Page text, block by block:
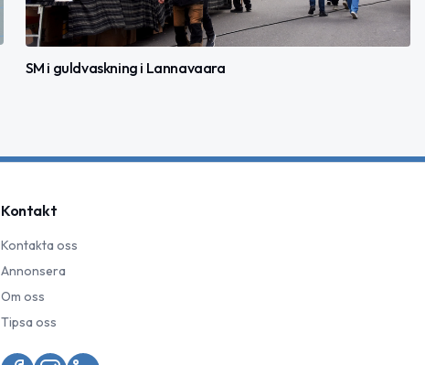
SM i guldvaskning i Lannavaara
Kontakt
Kontakta oss
Annonsera
Om oss
Tipsa oss